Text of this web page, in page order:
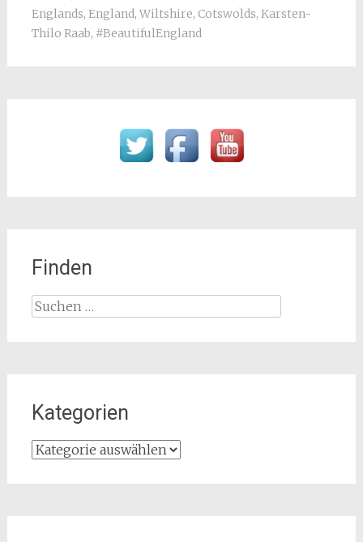
Englands, England, Wiltshire, Cotswolds, Karsten-
Thilo Raab, #BeautifulEngland
Finden
Suchen
Kategorien
Kategorien